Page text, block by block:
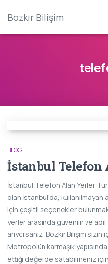
Bozkır Bilişim
BLOG
İstanbul Telefon
İstanbul Telefon Alan Yerler
olan İstanbul’da, kullanılmayan
için çeşitli seçenekler
yerler arasında güvenilir ve
arıyorsanız, Bozkır Bilişim sizin
Metropolün karmaşık
ettiği değerde satabilmeniz